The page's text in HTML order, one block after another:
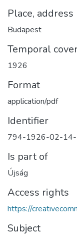
Place, address
Budapest
Temporal
1926
Format
application/pdf
Identifier
794-1926-02-
Is part of
Újság
Access rights
https://
Subject